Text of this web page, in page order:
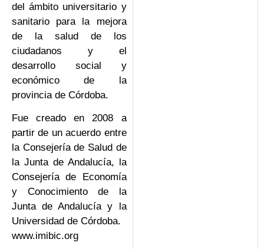
del ámbito universitario y
sanitario para la mejora
de la salud de los
ciudadanos y el
desarrollo social y
económico de la
provincia de Córdoba.
Fue creado en 2008 a
partir de un acuerdo entre
la Consejería de Salud de
la Junta de Andalucía, la
Consejería de Economía
y Conocimiento de la
Junta de Andalucía y la
Universidad de Córdoba.
www.imibic.org